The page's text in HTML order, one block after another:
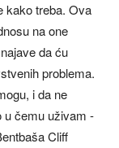
kako treba. Ova
na one
da ću
problema.
i da ne
u čemu uživam -
Cliff